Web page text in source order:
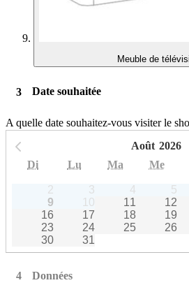
Meuble de
Date souhaitée
A quelle date souhaitez-vous visiter le
Août 2026
Di Lu Ma Me
2
3 4 5
9
10 11 12
16
17 18 19
23
24 25 26
30
31
Données